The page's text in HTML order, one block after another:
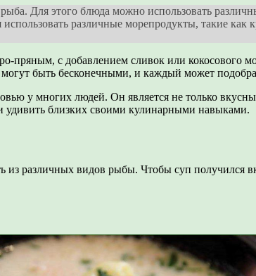
Для этого блюда можно использовать
различные морепродукты, такие
с добавлением сливок или кокосового
быть бесконечными, и каждый может
у многих людей. Он является не только
близких своими кулинарными навыками.
различных видов рыбы. Чтобы суп получился